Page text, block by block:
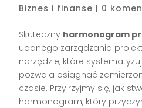
Biznes i finanse | 0
Skuteczny harmonogram
udanego zarządzania
narzędzie, które
pozwala osiągnąć
czasie. Przyjrzyjmy się, jak
harmonogram, który